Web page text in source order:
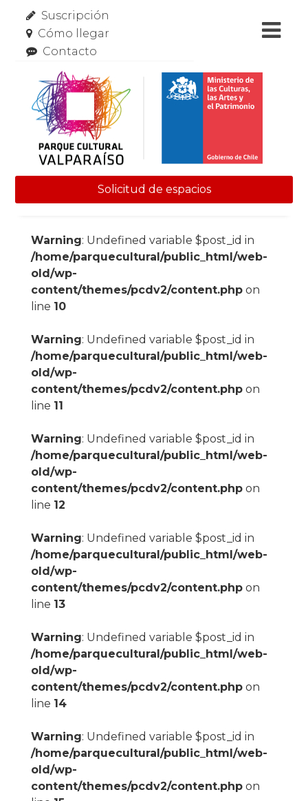
Suscripción
Cómo llegar
Contacto
Solicitud de espacios
Warning: Undefined variable $post_id in
/home/parquecultural/public_html/web-
old/wp-
content/themes/pcdv2/content.phpon
line 10
Warning: Undefined variable $post_id in
/home/parquecultural/public_html/web-
old/wp-
content/themes/pcdv2/content.phpon
line 11
Warning: Undefined variable $post_id in
/home/parquecultural/public_html/web-
old/wp-
content/themes/pcdv2/content.phpon
line 12
Warning: Undefined variable $post_id in
/home/parquecultural/public_html/web-
old/wp-
content/themes/pcdv2/content.phpon
line 13
Warning: Undefined variable $post_id in
/home/parquecultural/public_html/web-
old/wp-
content/themes/pcdv2/content.phpon
line 14
Warning: Undefined variable $post_id in
/home/parquecultural/public_html/web-
old/wp-
content/themes/pcdv2/content.phpon